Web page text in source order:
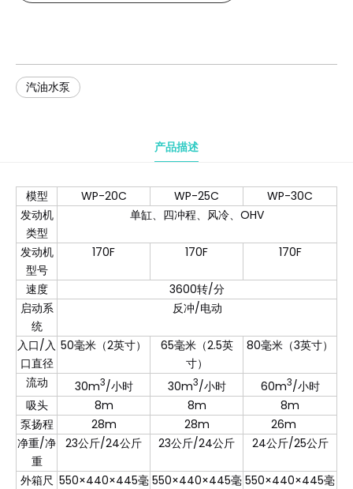
汽油水泵
产品描述
模型 WP-20C WP-25C
WP-30C
发动机
类型
单缸、四冲程、风冷、OHV
发动机
型号
170F 170F 170F
速度
3600转/分
启动系
统
反冲/电动
入口/入
口直径
50毫米（2英寸）
65毫米（2.5英
寸）
80毫米（3英寸）
流动 30m3/小时 30m3/小时 60m3/小时
吸头
8m 8m
8m
泵扬程
28m 28m
26m
净重/净
重
23公斤/24公斤 23公斤/24公斤 24公斤/25公斤
外箱尺 550×440×445毫 550×440×445毫 550×440×445毫